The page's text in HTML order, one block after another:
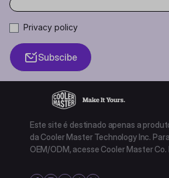
Privacy policy
Subscibe
Este site é destinado apenas a
da Cooler Master Technology Inc.
OEM/ODM, acesse Cooler Master Co.